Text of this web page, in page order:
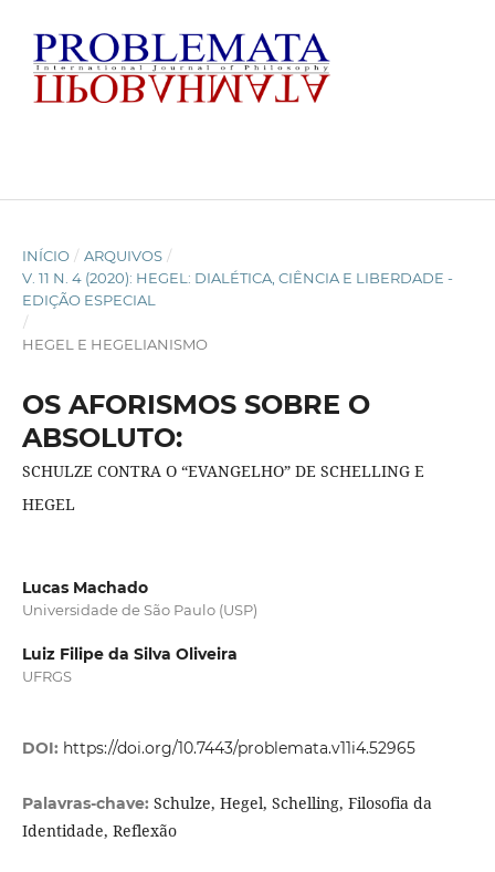
INÍCIO / ARQUIVOS /
V. 11 N. 4 (2020): HEGEL: DIALÉTICA, CIÊNCIA E LIBERDADE -
EDIÇÃO ESPECIAL
/
HEGEL E HEGELIANISMO
OS AFORISMOS SOBRE O
ABSOLUTO:
SCHULZE CONTRA O “EVANGELHO” DE SCHELLING E
HEGEL
Lucas Machado
Universidade de São Paulo (USP)
Luiz Filipe da Silva Oliveira
UFRGS
DOI: https://doi.org/10.7443/problemata.v11i4.52965
Palavras-chave: Schulze, Hegel, Schelling, Filosofia da
Identidade, Reflexão